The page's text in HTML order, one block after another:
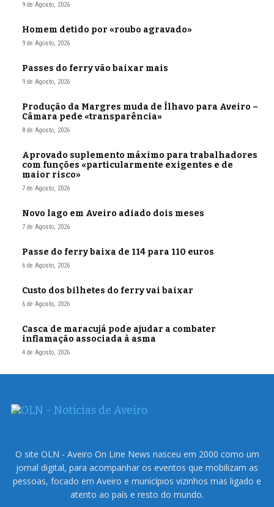
9 de Agosto, 2026
Homem detido por «roubo agravado»
9 de Agosto, 2026
Passes do ferry vão baixar mais
9 de Agosto, 2026
Produção da Margres muda de Ílhavo para Aveiro –
Câmara pede «transparência»
8 de Agosto, 2026
Aprovado suplemento máximo para trabalhadores
com funções «particularmente exigentes e de
maior risco»
7 de Agosto, 2026
Novo lago em Aveiro adiado dois meses
7 de Agosto, 2026
Passe do ferry baixa de 114 para 110 euros
6 de Agosto, 2026
Custo dos bilhetes do ferry vai baixar
6 de Agosto, 2026
Casca de maracujá pode ajudar a combater
inflamação associada à asma
4 de Agosto, 2026
O site OLN - Aveiro On Line News nasceu em 2000 como um
jornal digital, para acompanhar os eventos que mobilizam as
pessoas, focado em Aveiro e municípios vizinhos mas ligado e
atento ao país e resto do mundo.